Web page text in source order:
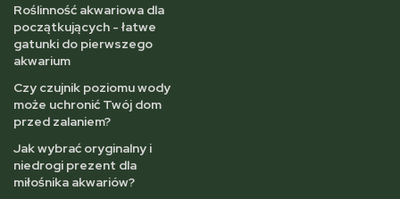
Roślinność akwariowa dla
początkujących - łatwe
gatunki do pierwszego
akwarium
Czy czujnik poziomu wody
może uchronić Twój dom
przed zalaniem?
Jak wybrać oryginalny i
niedrogi prezent dla
miłośnika akwariów?